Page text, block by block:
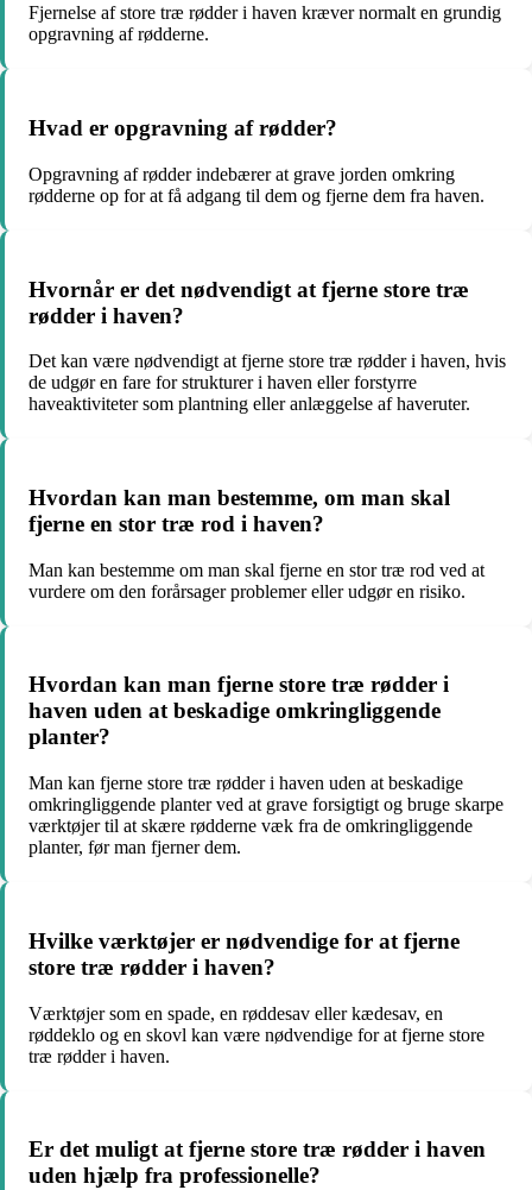
Fjernelse af store træ rødder i haven kræver normalt en grundig
opgravning af rødderne.
Hvad er opgravning af rødder?
Opgravning af rødder indebærer at grave jorden omkring
rødderne op for at få adgang til dem og fjerne dem fra haven.
Hvornår er det nødvendigt at fjerne store træ
rødder i haven?
Det kan være nødvendigt at fjerne store træ rødder i haven, hvis
de udgør en fare for strukturer i haven eller forstyrre
haveaktiviteter som plantning eller anlæggelse af haveruter.
Hvordan kan man bestemme, om man skal
fjerne en stor træ rod i haven?
Man kan bestemme om man skal fjerne en stor træ rod ved at
vurdere om den forårsager problemer eller udgør en risiko.
Hvordan kan man fjerne store træ rødder i
haven uden at beskadige omkringliggende
planter?
Man kan fjerne store træ rødder i haven uden at beskadige
omkringliggende planter ved at grave forsigtigt og bruge skarpe
værktøjer til at skære rødderne væk fra de omkringliggende
planter, før man fjerner dem.
Hvilke værktøjer er nødvendige for at fjerne
store træ rødder i haven?
Værktøjer som en spade, en røddesav eller kædesav, en
røddeklo og en skovl kan være nødvendige for at fjerne store
træ rødder i haven.
Er det muligt at fjerne store træ rødder i haven
uden hjælp fra professionelle?